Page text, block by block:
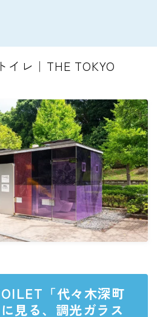
レ｜THE TOKYO
「代々木深町
見る、調光ガラス